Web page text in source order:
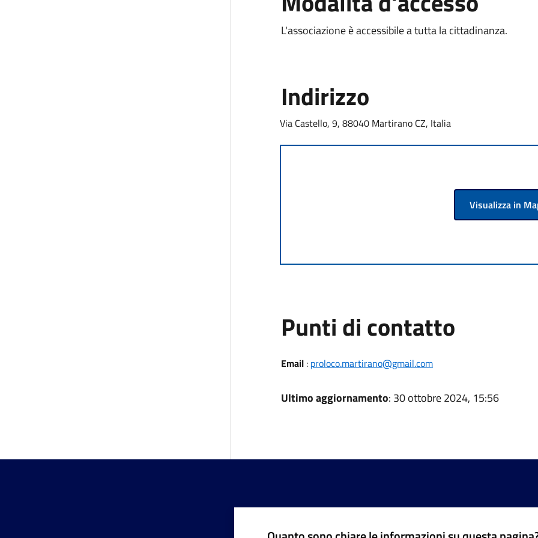
L'associazione è accessibile a tutta la cittadinanza.
Indirizzo
Via Castello, 9, 88040 Martirano CZ, Italia
Visualizza in
Punti di contatto
Email: proloco.martirano@gmail.com
Ultimo aggiornamento: 30 ottobre 2024, 15:56